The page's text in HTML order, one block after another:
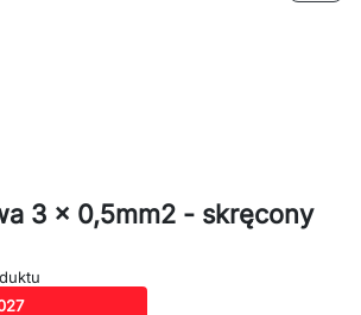
3 x 0,5mm2 - skręcony